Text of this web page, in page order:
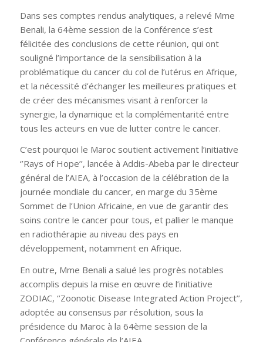
Dans ses comptes rendus analytiques, a relevé Mme
Benali, la 64ème session de la Conférence s’est
félicitée des conclusions de cette réunion, qui ont
souligné l’importance de la sensibilisation à la
problématique du cancer du col de l’utérus en Afrique,
et la nécessité d’échanger les meilleures pratiques et
de créer des mécanismes visant à renforcer la
synergie, la dynamique et la complémentarité entre
tous les acteurs en vue de lutter contre le cancer.
C’est pourquoi le Maroc soutient activement l’initiative
‘’Rays of Hope’’, lancée à Addis-Abeba par le directeur
général de l’AIEA, à l’occasion de la célébration de la
journée mondiale du cancer, en marge du 35ème
Sommet de l’Union Africaine, en vue de garantir des
soins contre le cancer pour tous, et pallier le manque
en radiothérapie au niveau des pays en
développement, notamment en Afrique.
En outre, Mme Benali a salué les progrès notables
accomplis depuis la mise en œuvre de l’initiative
ZODIAC, ‘’Zoonotic Disease Integrated Action Project’’,
adoptée au consensus par résolution, sous la
présidence du Maroc à la 64ème session de la